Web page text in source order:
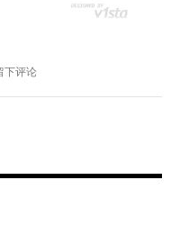
下评论